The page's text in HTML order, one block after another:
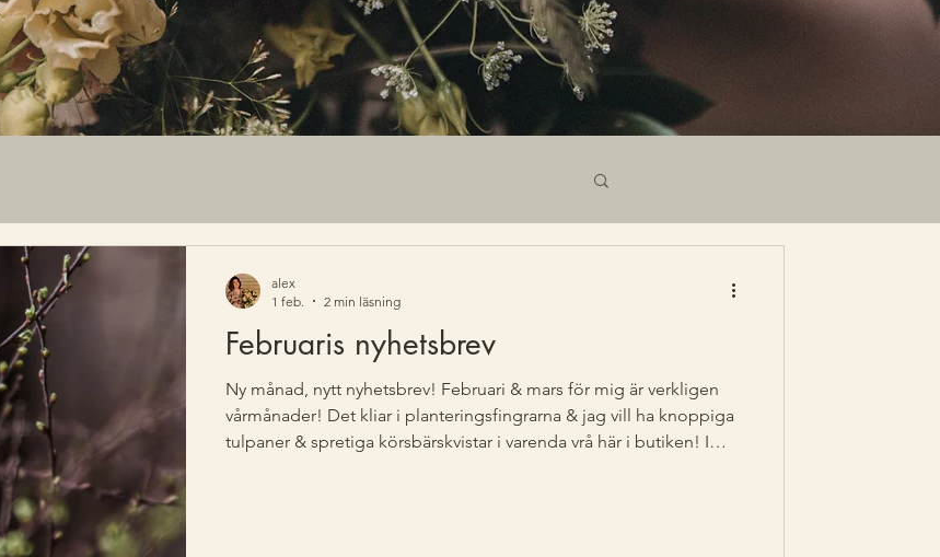
Februaris nyhetsbrev
Ny månad, nytt nyhetsbrev! Februari & mars för mig är verkligen
vårmånader! Det kliar i planteringsfingrarna & jag vill ha knoppiga
tulpaner & spretiga körsbärskvistar i varenda vrå här i butiken! I
alex
1 feb.
2 min läsning